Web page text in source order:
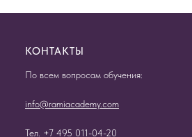
КОНТАКТЫ
По всем вопросам обучения:
info@ramiacademy.com
Тел. +7 495 011-04-20